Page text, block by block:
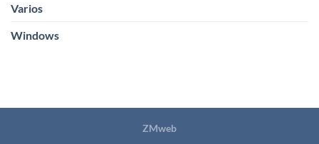
Varios
Windows
ZMweb